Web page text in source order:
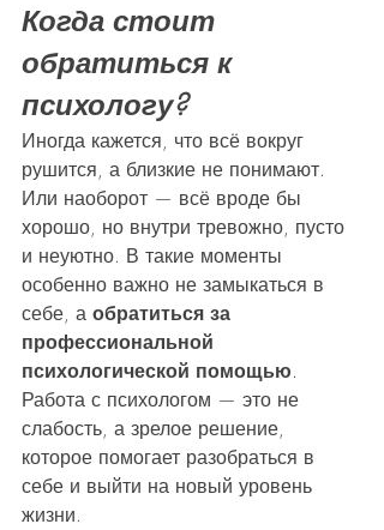
Когда стоит
обратиться к
психологу?
Иногда кажется, что всё вокруг
рушится, а близкие не понимают.
Или наоборот — всё вроде бы
хорошо, но внутри тревожно, пусто
и неуютно. В такие моменты
особенно важно не замыкаться в
себе, а обратиться за
профессиональной
психологической помощью.
Работа с психологом — это не
слабость, а зрелое решение,
которое помогает разобраться в
себе и выйти на новый уровень
жизни.